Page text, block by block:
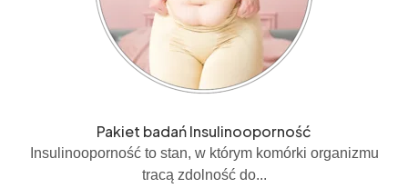
Pakiet badań Insulinooporność
Insulinooporność to stan, w którym komórki organizmu
tracą zdolność do...